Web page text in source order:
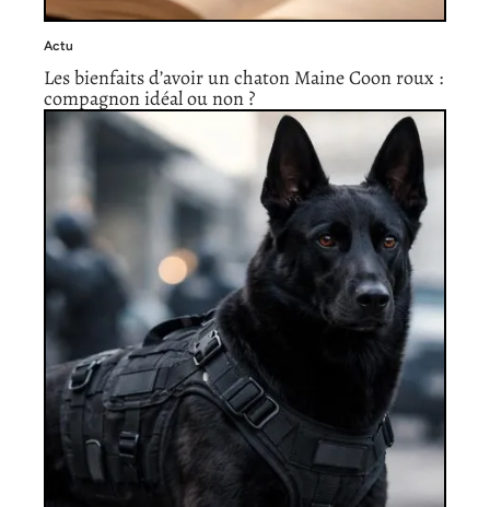
Actu
Les bienfaits d’avoir un chaton Maine Coon roux :
compagnon idéal ou non ?